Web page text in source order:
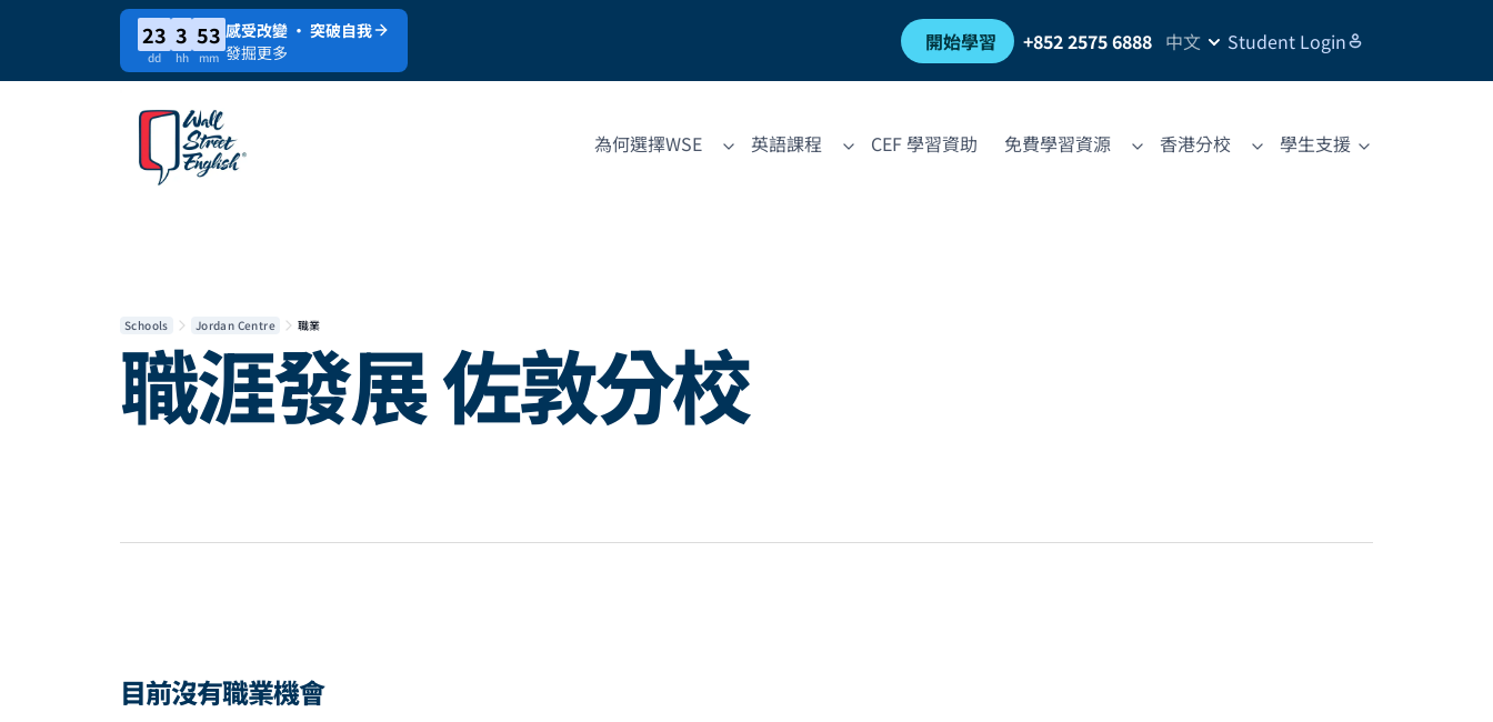
23
dd
3
hh
53
mm
感受改變 · 突破自我
發掘更多
開始學習 +852 2575 6888 中文 Student Login
為何選擇WSE 英語課程 CEF 學習資助 免費學習資源 香港分校 學生支援
Schools Jordan Centre 職業
職涯發展佐敦分校
目前沒有職業機會